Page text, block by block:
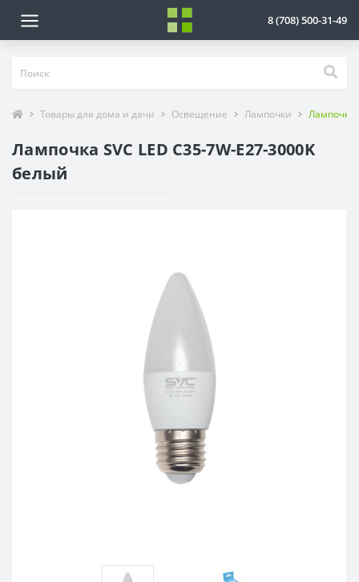
8 (708) 500-31-49
Товары для дома и дачи Освещение Лампочки Лампочка
Лампочка SVC LED C35-7W-E27-3000K
белый